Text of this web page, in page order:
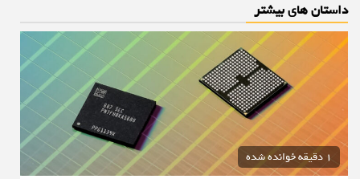
داستان های بیشتر
1 دقیقه خوانده شده